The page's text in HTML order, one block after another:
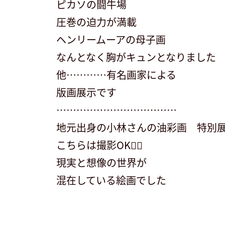
ピカソの闘牛場
圧巻の迫力が満載
ヘンリームーアの母子画
なんとなく胸がキュンとなりました
他…………有名画家による
版画展示です
………………………………
地元出身の小林さんの油彩画 特別
こちらは撮影OK🙆‍♀️
現実と想像の世界が
混在している絵画でした